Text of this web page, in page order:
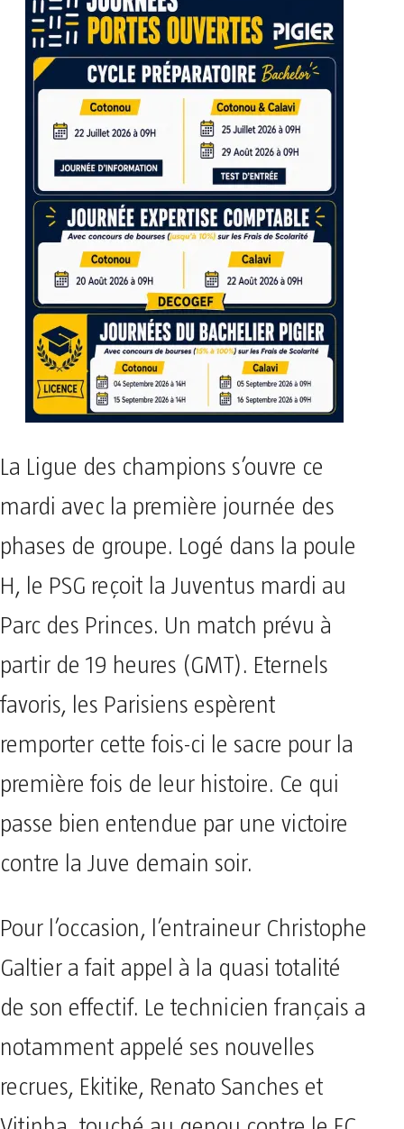
La Ligue des champions s’ouvre ce
mardi avec la première journée des
phases de groupe. Logé dans la poule
H, le PSG reçoit la Juventus mardi au
Parc des Princes. Un match prévu à
partir de 19 heures (GMT). Eternels
favoris, les Parisiens espèrent
remporter cette fois-ci le sacre pour la
première fois de leur histoire. Ce qui
passe bien entendue par une victoire
contre la Juve demain soir.
Pour l’occasion, l’entraineur Christophe
Galtier a fait appel à la quasi totalité
de son effectif. Le technicien français a
notamment appelé ses nouvelles
recrues, Ekitike, Renato Sanches et